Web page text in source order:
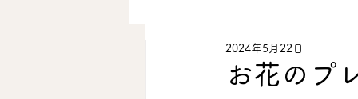
お花のプ
2024年5月22日